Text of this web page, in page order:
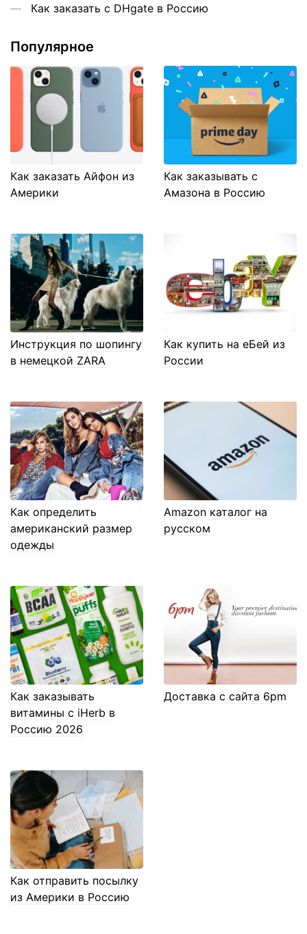
Как заказать с DHgate в Россию
Популярное
Как заказать Айфон из
Америки
Как заказывать с
Амазона в Россию
Инструкция по шопингу
в немецкой ZARA
Как купить на еБей из
России
Как определить
американский размер
одежды
Amazon каталог на
русском
Как заказывать
витамины с iHerb в
Россию 2026
Доставка с сайта 6pm
Как отправить посылку
из Америки в Россию